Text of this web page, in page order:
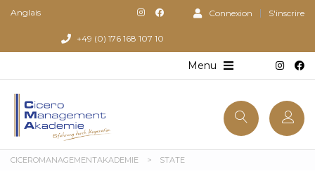
Anglais Connexion S'inscrire
+49 (0) 176 168 107 10
CICEROMANAGEMENTAKADEMIE > STATE